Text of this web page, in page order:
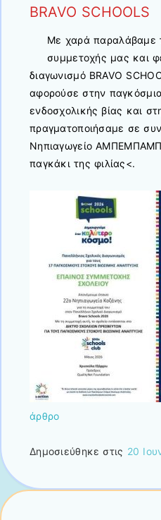
BRAVO SCHOOLS
Με χαρά παραλάβαμε
συμμετοχής μας και
διαγωνισμό BRAVO
αφορούσε στην
ενδοσχολικής βίας και
πραγματοποιήσαμε σε
Νηπιαγωγείο
παγκάκι της φιλίας<.
άρθρο
Δημοσιεύθηκε στις 20